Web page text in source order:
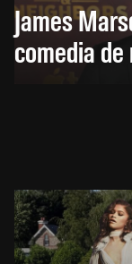
James
comedia